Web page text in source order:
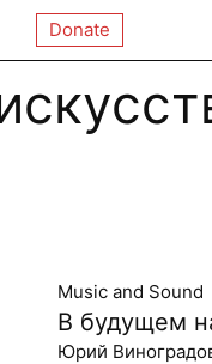
Donate
Music and Sound
В будущем
Юрий